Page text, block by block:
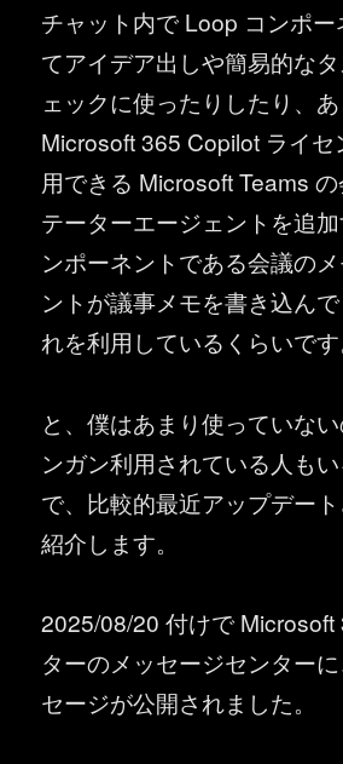
チャット内で Loop コンポー
てアイデア出しや簡易的な
ェックに使ったりしたり、
Microsoft 365 Copilot ライセ
用できる Microsoft Teams
テーターエージェントを追
ンポーネントである会議の
ントが議事メモを書き込ん
れを利用しているくらいです
と、僕はあまり使っていな
ンガン利用されている人も
で、比較的最近アップデー
紹介します。
2025/08/20 付けで Microsoft
ターのメッセージセンター
セージが公開されました。